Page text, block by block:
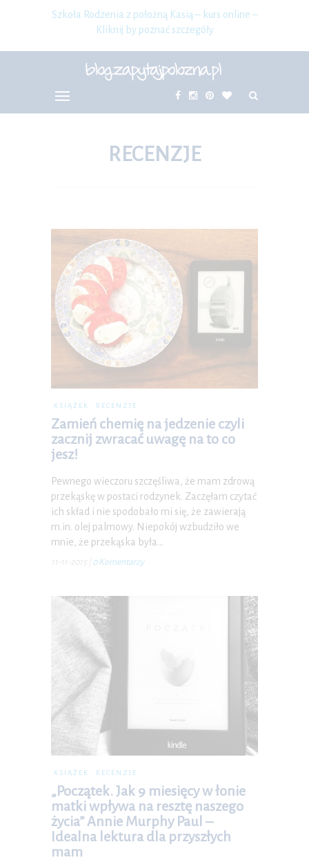
Szkoła Rodzenia z położną Kasią – kurs online –
Kliknij by poznać szczegóły
RECENZJE
KSIĄŻEK RECENZJE
Zamień chemię na jedzenie czyli
zacznij zwracać uwagę na to co
jesz!
Pewnego wieczoru szczęśliwa, że mam zdrową
przekąskę w postaci rodzynek. Zaczęłam czytać
ich skład i nie spodobało mi się, że zawierają
m.in. olej palmowy. Niepokój wzbudziło we
mnie, że przekąska była…
11-11-2015 0 Komentarzy
KSIĄŻEK RECENZJE
„Początek. Jak 9 miesięcy w łonie
matki wpływa na resztę naszego
życia” Annie Murphy Paul –
Idealna lektura dla przyszłych
mam